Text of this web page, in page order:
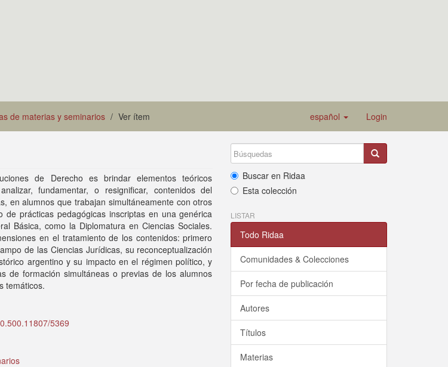
de materias y seminarios Ver ítem español Login
de Derecho es brindar elementos teóricos
fundamentar, o resignificar, contenidos del
en alumnos que trabajan simultáneamente con otros
prácticas pedagógicas inscriptas en una genérica
Básica, como la Diplomatura en Ciencias Sociales.
en el tratamiento de los contenidos: primero
de las Ciencias Jurídicas, su reconceptualización
argentino y su impacto en el régimen político, y
de formación simultáneas o previas de los alumnos
temáticos.
5369
Buscar en Ridaa
Esta colección
LISTAR
Todo Ridaa
Comunidades & Colecciones
Por fecha de publicación
Autores
Títulos
Materias